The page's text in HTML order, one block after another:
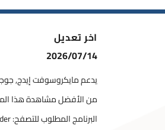
اخر تعديل
2026/07/14
يدعم مايكروسوفت إيدج,
من الأفضل مشاهدة هذا الموقع
البرنامج المطلوب للتصفح: Adobe Reader